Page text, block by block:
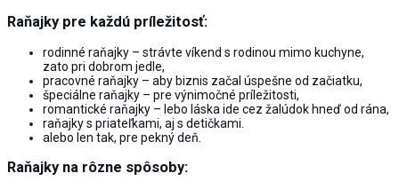
Raňajky pre každú príležitosť:
rodinné raňajky – strávte víkend s rodinou mimo kuchyne,
zato pri dobrom jedle,
pracovné raňajky – aby biznis začal úspešne od začiatku,
špeciálne raňajky – pre výnimočné príležitosti,
romantické raňajky – lebo láska ide cez žalúdok hneď od rána,
raňajky s priateľkami, aj s detičkami.
alebo len tak, pre pekný deň.
Raňajky na rôzne spôsoby: